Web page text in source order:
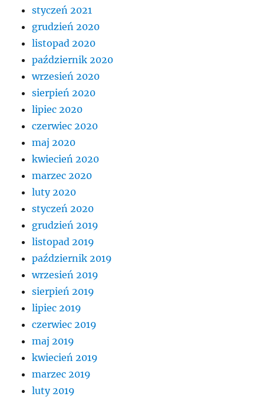
styczeń 2021
grudzień 2020
listopad 2020
październik 2020
wrzesień 2020
sierpień 2020
lipiec 2020
czerwiec 2020
maj 2020
kwiecień 2020
marzec 2020
luty 2020
styczeń 2020
grudzień 2019
listopad 2019
październik 2019
wrzesień 2019
sierpień 2019
lipiec 2019
czerwiec 2019
maj 2019
kwiecień 2019
marzec 2019
luty 2019